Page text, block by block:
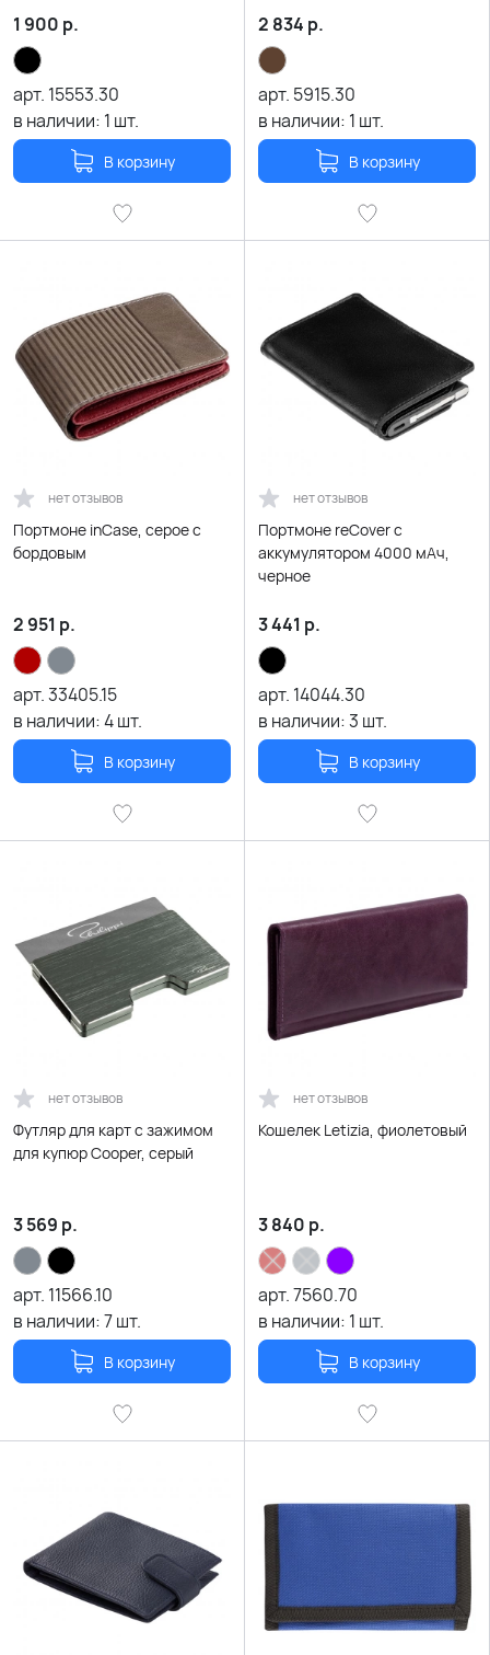
1 900 р.
арт. 15553.30
в наличии: 1 шт.
В корзину
2 834 р.
арт. 5915.30
в наличии: 1 шт.
В корзину
нет отзывов
Портмоне inCase, серое с
бордовым
2 951 р.
арт.33405.15
в наличии:4шт.
В корзину
нет отзывов
Портмоне reCover с
аккумулятором 4000 мАч,
черное
3 441 р.
арт. 14044.30
в наличии:3 шт.
В корзину
нет отзывов
Футляр для карт с зажимом
для купюр Cooper, серый
3 569 р.
арт. 11566.10
в наличии:7шт.
В корзину
нет отзывов
Кошелек Letizia, фиолетовый
3 840 р.
арт.7560.70
в наличии: 1 шт.
В корзину